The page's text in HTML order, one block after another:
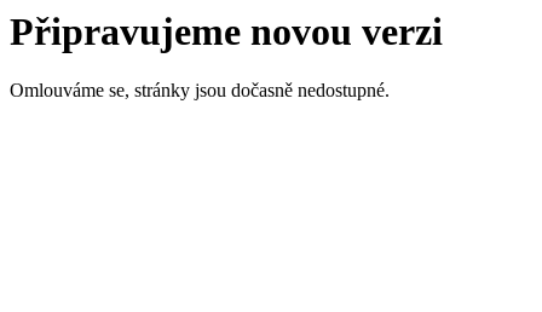
Připravujeme novou verzi
Omlouváme se, stránky jsou dočasně nedostupné.